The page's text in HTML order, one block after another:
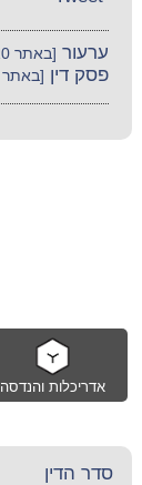
ערעור [באתר 220]
פסק דין [באתר 482]
אדריכלות והנדסה
סדר הדין